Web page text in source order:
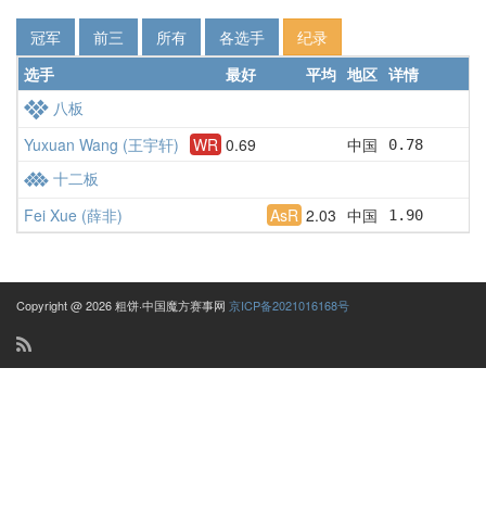
冠军 前三 所有 各选手
纪录
选手
最好 平均 地区 详情
八板
Yuxuan Wang (王宇轩)
WR 0.69 中国 0.78
十二板
Fei Xue (薛非)
AsR 2.03 中国 1.90
Copyright @ 2026 粗饼·中国魔方赛事网 京ICP备2021016168号